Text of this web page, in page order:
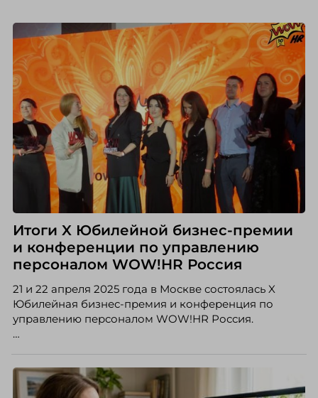
Итоги X Юбилейной бизнес-премии
и конференции по управлению
персоналом WOW!HR Россия
21 и 22 апреля 2025 года в Москве состоялась X
Юбилейная бизнес-премия и конференция по
управлению персоналом WOW!HR Россия.
номинантов и гостей мероприятия.